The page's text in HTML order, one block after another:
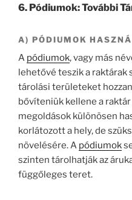
6. Pódiumok: További
A) PÓDIUMOK
A pódiumok, vagy más
lehetővé teszik a raktárak
tárolási területeket
bővíteniük kellene a
megoldások különösen
korlátozott a hely, de
növelésére. A pódiumok
szinten tárolhatják az
függőleges teret.